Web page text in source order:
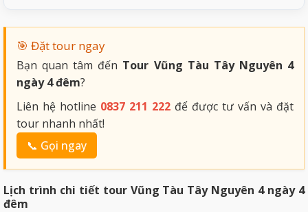
🎯 Đặt tour ngay
Bạn quan tâm đến Tour Vũng Tàu Tây Nguyên 4
ngày 4 đêm?
Liên hệ hotline 0837 211 222 để được tư vấn và đặt
tour nhanh nhất!
📞 Gọi ngay
Lịch trình chi tiết tour Vũng Tàu Tây Nguyên 4 ngày 4
đêm